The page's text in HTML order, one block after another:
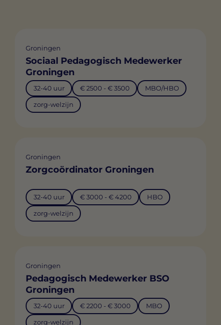
Groningen
Sociaal Pedagogisch Medewerker
Groningen
32-40 uur € 2500 - € 3500 MBO/HBO
zorg-welzijn
Groningen
Zorgcoördinator Groningen
32-40 uur € 3000 - € 4200 HBO
zorg-welzijn
Groningen
Pedagogisch Medewerker BSO
Groningen
32-40 uur € 2200 - € 3000 MBO
zorg-welzijn